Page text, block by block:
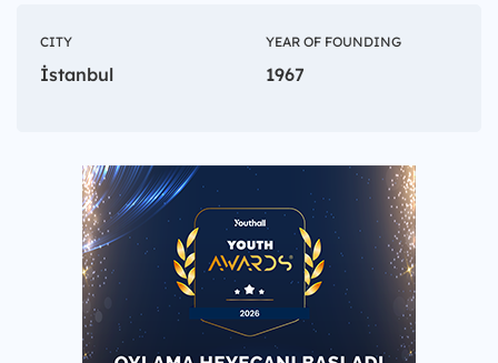
CITY
İstanbul
YEAR OF FOUNDING
1967